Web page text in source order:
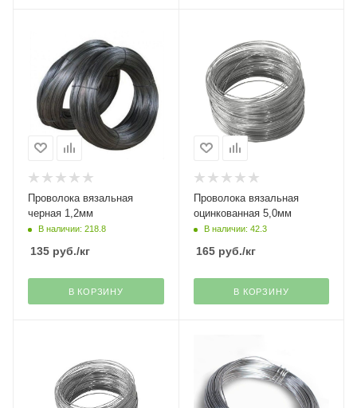
Проволока вязальная
черная 1,2мм
В наличии: 218.8
135 руб./кг
В КОРЗИНУ
Проволока вязальная
оцинкованная 5,0мм
В наличии: 42.3
165руб./кг
В КОРЗИНУ